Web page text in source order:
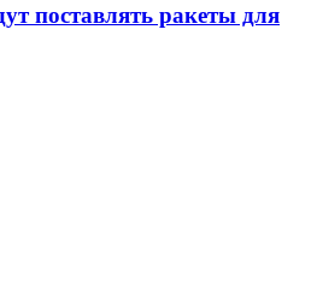
поставлять ракеты для